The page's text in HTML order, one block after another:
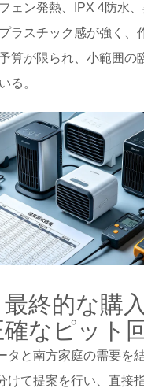
ェン発熱、IPX 4防水
ラスチック感が強く、
算が限られ、小範囲の
る。
終的な購
確なピット
タと南方家庭の需要を
けて提案を行い、直接